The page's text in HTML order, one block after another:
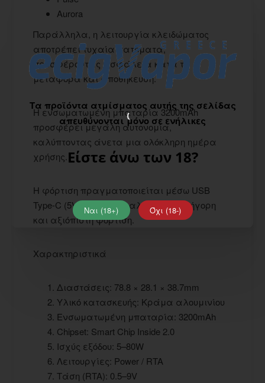
Τα προϊόντα ατμίσματος αυτής της σελίδας
απευθύνονται μόνο σε ενήλικες
Είστε άνω των 18?
Ναι (18+) Όχι (18-)
Aurora
Παράλληλα, η λειτουργία κλειδώματος
αποτρέπει τυχαία πατήματα,
προσφέροντας ασφάλεια κατά τη
μεταφορά και αποθήκευση.
Η ενσωματωμένη μπαταρία 3200mAh
προσφέρει μεγάλη αυτονομία,
καλύπτοντας άνετα μια ολόκληρη ημέρα
χρήσης.
Η φόρτιση πραγματοποιείται μέσω USB
Type-C (5V/2A), εξασφαλίζοντας γρήγορη
και αξιόπιστη φόρτιση.
Χαρακτηριστικά
Διαστάσεις: 78.8 × 28.1 × 38.7mm
Υλικό κατασκευής: Κράμα αλουμινίου
Ενσωματωμένη μπαταρία: 3200mAh
Chipset: Smart Chip Inside 2.0
Ισχύς εξόδου: 5–80W
Λειτουργίες: Power / RTA
Τάση (RTA): 0.5–9V